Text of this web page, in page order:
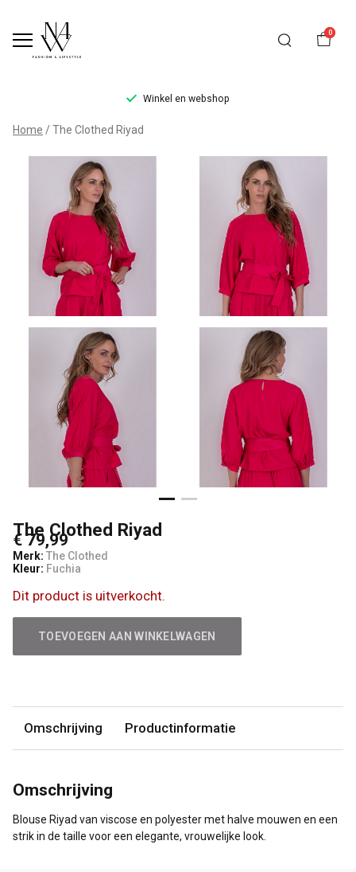
0
Winkel en webshop
The
Clothed
Riyad
Noteboom
Woman
Home The Clothed Riyad
The Clothed Riyad
€ 79,99
Merk: The Clothed
Kleur: Fuchia
Dit product is uitverkocht.
TOEVOEGEN AAN WINKELWAGEN
Omschrijving Productinformatie
Omschrijving
Blouse Riyad van viscose en polyester met halve mouwen en een
strik in de taille voor een elegante, vrouwelijke look.